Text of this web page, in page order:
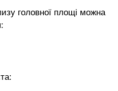
головної площі можна